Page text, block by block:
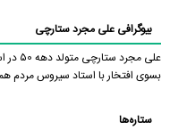
بیوگرافی علی مجرد ستارچی
علی
بسوی افتخار با استاد سیروس مردم
ستاره‌ها